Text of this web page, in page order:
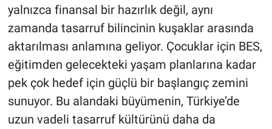
yalnızca finansal bir hazırlık değil, aynı
zamanda tasarruf bilincinin kuşaklar arasında
aktarılması anlamına geliyor. Çocuklar için BES,
eğitimden gelecekteki yaşam planlarına kadar
pek çok hedef için güçlü bir başlangıç zemini
sunuyor. Bu alandaki büyümenin, Türkiye’de
uzun vadeli tasarruf kültürünü daha da